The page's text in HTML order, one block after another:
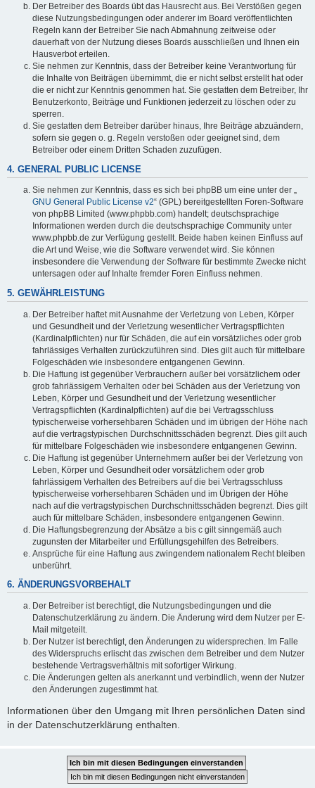
Der Betreiber des Boards übt das Hausrecht aus. Bei Verstößen gegen
diese Nutzungsbedingungen oder anderer im Board veröffentlichten
Regeln kann der Betreiber Sie nach Abmahnung zeitweise oder
dauerhaft von der Nutzung dieses Boards ausschließen und Ihnen ein
Hausverbot erteilen.
Sie nehmen zur Kenntnis, dass der Betreiber keine Verantwortung für
die Inhalte von Beiträgen übernimmt, die er nicht selbst erstellt hat oder
die er nicht zur Kenntnis genommen hat. Sie gestatten dem Betreiber, Ihr
Benutzerkonto, Beiträge und Funktionen jederzeit zu löschen oder zu
sperren.
Sie gestatten dem Betreiber darüber hinaus, Ihre Beiträge abzuändern,
sofern sie gegen o. g. Regeln verstoßen oder geeignet sind, dem
Betreiber oder einem Dritten Schaden zuzufügen.
4. GENERAL PUBLIC LICENSE
Sie nehmen zur Kenntnis, dass es sich bei phpBB um eine unter der „
GNU General Public License v2“ (GPL) bereitgestellten Foren-Software
von phpBB Limited (www.phpbb.com) handelt; deutschsprachige
Informationen werden durch die deutschsprachige Community unter
www.phpbb.de zur Verfügung gestellt. Beide haben keinen Einfluss auf
die Art und Weise, wie die Software verwendet wird. Sie können
insbesondere die Verwendung der Software für bestimmte Zwecke nicht
untersagen oder auf Inhalte fremder Foren Einfluss nehmen.
5. GEWÄHRLEISTUNG
Der Betreiber haftet mit Ausnahme der Verletzung von Leben, Körper
und Gesundheit und der Verletzung wesentlicher Vertragspflichten
(Kardinalpflichten) nur für Schäden, die auf ein vorsätzliches oder grob
fahrlässiges Verhalten zurückzuführen sind. Dies gilt auch für mittelbare
Folgeschäden wie insbesondere entgangenen Gewinn.
Die Haftung ist gegenüber Verbrauchern außer bei vorsätzlichem oder
grob fahrlässigem Verhalten oder bei Schäden aus der Verletzung von
Leben, Körper und Gesundheit und der Verletzung wesentlicher
Vertragspflichten (Kardinalpflichten) auf die bei Vertragsschluss
typischerweise vorhersehbaren Schäden und im übrigen der Höhe nach
auf die vertragstypischen Durchschnittsschäden begrenzt. Dies gilt auch
für mittelbare Folgeschäden wie insbesondere entgangenen Gewinn.
Die Haftung ist gegenüber Unternehmern außer bei der Verletzung von
Leben, Körper und Gesundheit oder vorsätzlichem oder grob
fahrlässigem Verhalten des Betreibers auf die bei Vertragsschluss
typischerweise vorhersehbaren Schäden und im Übrigen der Höhe
nach auf die vertragstypischen Durchschnittsschäden begrenzt. Dies gilt
auch für mittelbare Schäden, insbesondere entgangenen Gewinn.
Die Haftungsbegrenzung der Absätze a bis c gilt sinngemäß auch
zugunsten der Mitarbeiter und Erfüllungsgehilfen des Betreibers.
Ansprüche für eine Haftung aus zwingendem nationalem Recht bleiben
unberührt.
6. ÄNDERUNGSVORBEHALT
Der Betreiber ist berechtigt, die Nutzungsbedingungen und die
Datenschutzerklärung zu ändern. Die Änderung wird dem Nutzer per E-
Mail mitgeteilt.
Der Nutzer ist berechtigt, den Änderungen zu widersprechen. Im Falle
des Widerspruchs erlischt das zwischen dem Betreiber und dem Nutzer
bestehende Vertragsverhältnis mit sofortiger Wirkung.
Die Änderungen gelten als anerkannt und verbindlich, wenn der Nutzer
den Änderungen zugestimmt hat.
Informationen über den Umgang mit Ihren persönlichen Daten sind
in der Datenschutzerklärung enthalten.